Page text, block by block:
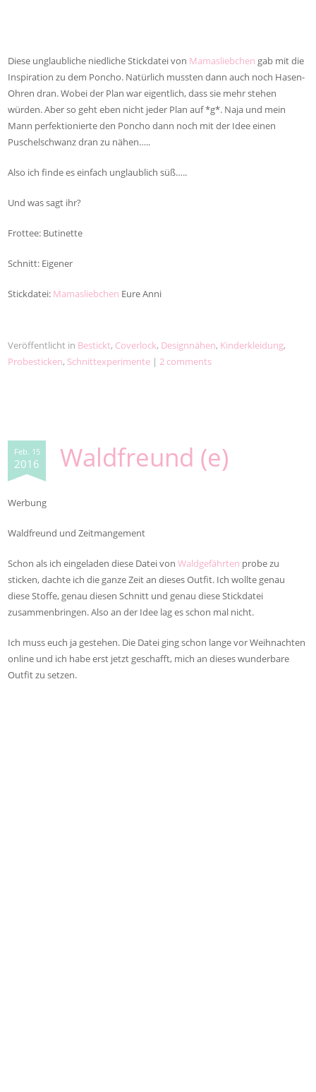
Diese unglaubliche niedliche Stickdatei von Mamasliebchen gab mit die
Inspiration zu dem Poncho. Natürlich mussten dann auch noch Hasen-
Ohren dran. Wobei der Plan war eigentlich, dass sie mehr stehen
würden. Aber so geht eben nicht jeder Plan auf *g*. Naja und mein
Mann perfektionierte den Poncho dann noch mit der Idee einen
Puschelschwanz dran zu nähen…..
Also ich finde es einfach unglaublich süß…..
Und was sagt ihr?
Frottee: Butinette
Schnitt: Eigener
Stickdatei: Mamasliebchen Eure Anni
Veröffentlicht in Bestickt, Coverlock, Designnähen, Kinderkleidung,
Probesticken, Schnittexperimente | 2 comments
Feb. 15
2016 Waldfreund (e)
Werbung
Waldfreund und Zeitmangement
Schon als ich eingeladen diese Datei vonWaldgefährten probe zu
sticken, dachte ich die ganze Zeit an dieses Outfit. Ich wollte genau
diese Stoffe, genau diesen Schnitt und genau diese Stickdatei
zusammenbringen. Also an der Idee lag es schon mal nicht.
Ich muss euch ja gestehen. Die Datei ging schon lange vor Weihnachten
online und ich habe erst jetzt geschafft, mich an dieses wunderbare
Outfit zu setzen.